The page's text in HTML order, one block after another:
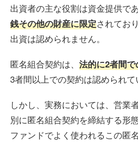
出資者の主な役割は資金提供であ
銭その他の財産に限定されてお
出資は認められません。
匿名組合契約は、 法的に2者間
3者間以上での契約は認められて
しかし、実務においては、営業
別に匿名組合契約を締結する形
ファンドでよく使われるこの匿